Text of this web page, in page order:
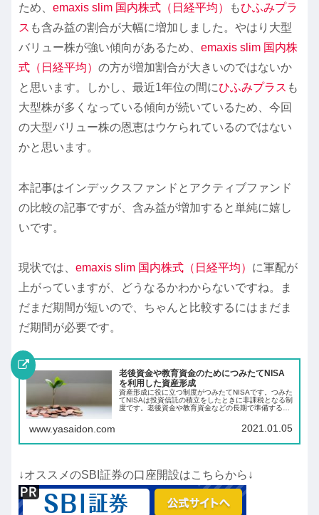
ため、 emaxis slim 国内株式（日経平均） もひふみプラ
ス も含み益の割合が大幅に増加しました。やはり大型
バリュー株が強い傾向があるため、 emaxis slim 国内株
式（日経平均） の方が増加割合が大きいのではないか
と思います。しかし、最近1年位の間にひふみプラス も
大型株が多くなっている傾向が続いているため、今回
の大型バリュー株の恩恵はウケられているのではない
かと思います。
本記事はインデックスファンドとアクティブファンド
の比較の記事ですが、含み益が増加すると単純に嬉し
いです。
現状では、 emaxis slim 国内株式（日経平均） に軍配が
上がっていますが、どうなるかわからないですね。ま
だまだ期間が短いので、ちゃんと比較するにはまだま
だ期間が必要です。
老後資金や教育資金のためにつみたてNISA
を利用した資産形成
資産形成に役に立つ制度がつみたてNISAです。つみた
てNISAは投資信託の積立をしたときに非課税となる制
度です。老後資金や教育資金などの長期で準備する必
www.yasaidon.com 2021.01.05
↓オススメのSBI証券の口座開設はこちらから↓